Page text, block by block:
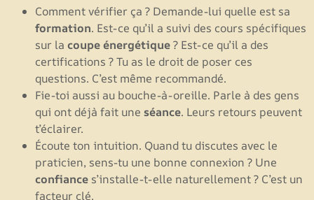
Comment vérifier ça ? Demande-lui quelle est sa
formation. Est-ce qu’il a suivi des cours spécifiques
sur la coupe énergétique? Est-ce qu’il a des
certifications ? Tu as le droit de poser ces
questions. C’est même recommandé.
Fie-toi aussi au bouche-à-oreille. Parle à des gens
qui ont déjà fait une séance. Leurs retours peuvent
t’éclairer.
Écoute ton intuition. Quand tu discutes avec le
praticien, sens-tu une bonne connexion ? Une
confiance s’installe-t-elle naturellement ? C’est un
facteur clé.